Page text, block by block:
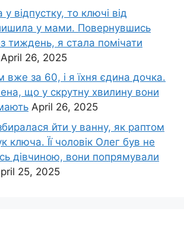
у відпустку, то ключі від
у мами. Повернувшись
тиждень, я стала помічати
April 26, 2025
вже за 60, і я їхня єдина дочка.
що у скрутну хвилину вони
April 26, 2025
йти у ванну, як раптом
ключа. Її чоловік Олег був не
дівчиною, вони попрямували
25, 2025